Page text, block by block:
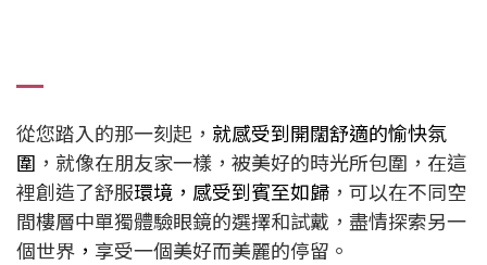
從您踏入的那一刻起， 就感受到開闊舒適的愉快氛
圍 ，就像在朋友家一樣，被美好的時光所包圍，在這
裡創造了舒服環境 ， 感受到賓至如歸 ，可以在不同空
間樓層中單獨體驗眼鏡的選擇和試戴，盡情探索另一
個世界 ， 享受一個美好而美麗的停留。